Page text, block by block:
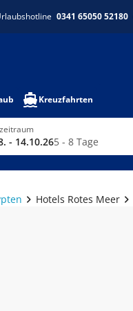
0341 65050 52180
Kreuzfahrten
- 14.10.265 - 8 Tage
Hotels Rotes Meer